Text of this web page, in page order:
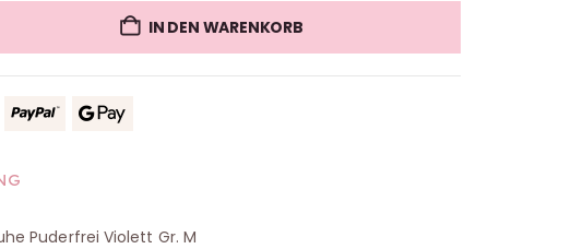
IN DEN WARENKORB
Puderfrei Violett Gr. M